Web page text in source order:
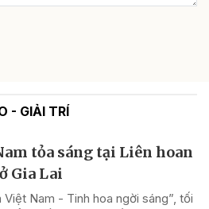
- GIẢI TRÍ
tỏa sáng tại Liên hoan
Gia Lai
Nam - Tinh hoa ngời sáng”, tối